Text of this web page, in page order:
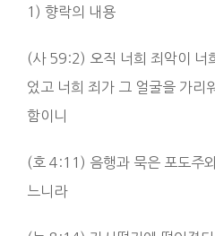
1) 향락의 내용
(사 59:2) 오직 너희 죄악이 너
었고 너희 죄가 그 얼굴을 가리
함이니
(호 4:11) 음행과 묵은 포도주
느니라